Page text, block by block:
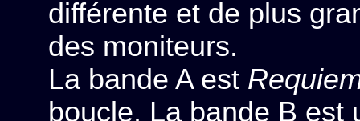
différente et de plus
des moniteurs.
La bande A est
boucle. La bande B est